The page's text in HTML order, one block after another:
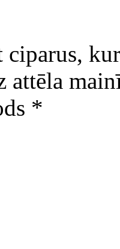
ciparus,
*